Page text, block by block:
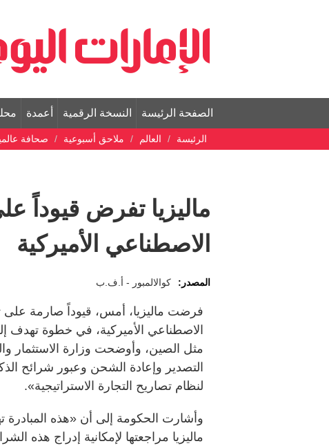
الصفحة الرئيسة النسخة الرقمية أعمدة
الرئيسة العالم ملاحق أسبوعية صحافة
ماليزيا تفرض قيوداً
الاصطناعي الأميركية
المصدر: كوالالمبور - أ.ف.ب
فرضت ماليزيا، أمس، قيوداً صارمة
الاصطناعي الأميركية، في خطوة تهدف
مثل الصين، وأوضحت وزارة الاستثمار
التصدير وإعادة الشحن وعبور شرائح
لنظام تصاريح التجارة الاستراتيجية».
وأشارت الحكومة إلى أن «هذه المبادرة
ماليزيا مراجعتها لإمكانية إدراج هذه